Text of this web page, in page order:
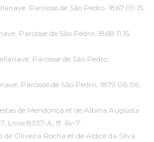
Paroisse de São Pedro, 1867.09.15,
Paroisse de São Pedro, 1868.11.15,
Paroisse de São Pedro,
Paroisse de São Pedro, 1879.06.06,
de Mendonça et de Albina Augusta
Livre 8337-A, ff. 6v-7.
de Oliveira Rocha et de Aldice da Silva